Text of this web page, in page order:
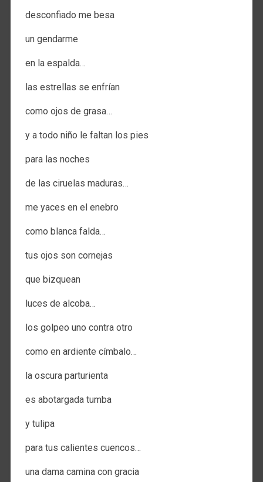
desconfiado me besa
un gendarme
en la espalda…
las estrellas se enfrían
como ojos de grasa…
y a todo niño le faltan los pies
para las noches
de las ciruelas maduras…
me yaces en el enebro
como blanca falda…
tus ojos son cornejas
que bizquean
luces de alcoba…
los golpeo uno contra otro
como en ardiente címbalo…
la oscura parturienta
es abotargada tumba
y tulipa
para tus calientes cuencos…
una dama camina con gracia